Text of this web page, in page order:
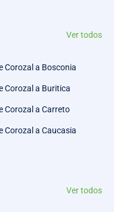
Ver todos
Corozal a Bosconia
Corozal a Buritica
Corozal a Carreto
Corozal a Caucasia
Ver todos